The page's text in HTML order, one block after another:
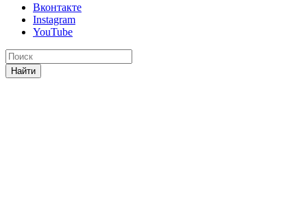
Вконтакте
Instagram
YouTube
Найти